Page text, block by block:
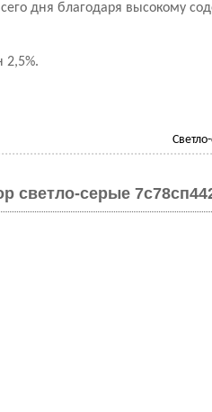
дня благодаря высокому
2,5%.
светло-серые